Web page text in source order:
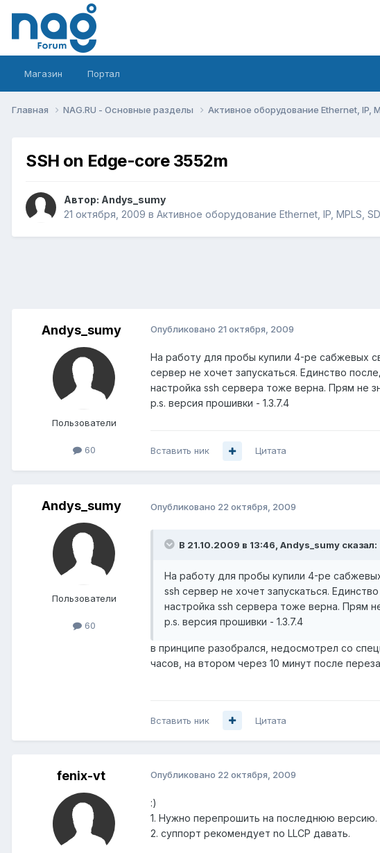
Магазин Портал
Главная NAG.RU - Основные разделы Активное оборудование Ethernet, IP,
SSH on Edge-core 3552m
Автор: Andys_sumy
21 октября, 2009 в Активное оборудование Ethernet, IP, MPLS,
Andys_sumy
Пользователи
60
Опубликовано 21 октября, 2009
На работу для пробы купили 4-ре сабжевых
сервер не хочет запускаться. Единство
настройка ssh сервера тоже верна. Прям не
p.s. версия прошивки - 1.3.7.4
Вставить ник Цитата
Andys_sumy
Пользователи
60
Опубликовано 22 октября, 2009
В 21.10.2009 в 13:46, Andys_sumy сказал:
На работу для пробы купили 4-ре сабжевых
ssh сервер не хочет запускаться.
настройка ssh сервера тоже верна. Прям
p.s. версия прошивки - 1.3.7.4
в принципе разобрался, недосмотрел со
часов, на втором через 10 минут после
Вставить ник Цитата
fenix-vt Опубликовано 22 октября, 2009
:)
1. Нужно перепрошить на последнюю версию.
2. суппорт рекомендует no LLCP давать.